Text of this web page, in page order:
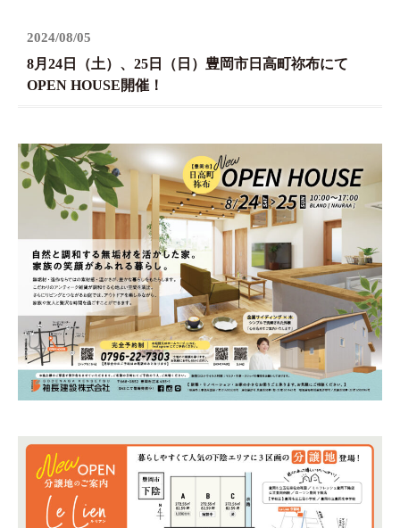
2024/08/05
8月24日（土）、25日（日）豊岡市日高町祢布にて
OPEN HOUSE開催！